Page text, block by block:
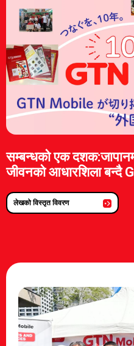
सम्बन्धको एक
जीवनको आधारशिला बन्दै
लेखको विस्तृत विवरण